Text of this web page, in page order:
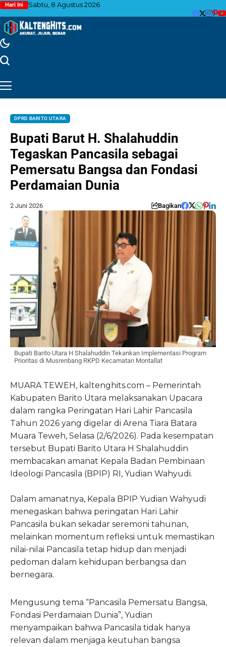
Hari Ini Sabtu, 8 Agustus 2026
DPRD BARITO UTARA
Bupati Barut H. Shalahuddin
Tegaskan Pancasila sebagai
Pemersatu Bangsa dan Fondasi
Perdamaian Dunia
2 Juni 2026 Bagikan
Bupati Barito Utara H Shalahuddin Tekankan Implementasi Program
Prioritas di Musrenbang RKPD Kecamatan Montallat
MUARA TEWEH, kaltenghits.com – Pemerintah
Kabupaten Barito Utara melaksanakan Upacara
dalam rangka Peringatan Hari Lahir Pancasila
Tahun 2026 yang digelar di Arena Tiara Batara
Muara Teweh, Selasa (2/6/2026). Pada kesempatan
tersebut Bupati Barito Utara H Shalahuddin
membacakan amanat Kepala Badan Pembinaan
Ideologi Pancasila (BPIP) RI, Yudian Wahyudi.
Dalam amanatnya, Kepala BPIP Yudian Wahyudi
menegaskan bahwa peringatan Hari Lahir
Pancasila bukan sekadar seremoni tahunan,
melainkan momentum refleksi untuk memastikan
nilai-nilai Pancasila tetap hidup dan menjadi
pedoman dalam kehidupan berbangsa dan
bernegara.
Mengusung tema “Pancasila Pemersatu Bangsa,
Fondasi Perdamaian Dunia”, Yudian
menyampaikan bahwa Pancasila tidak hanya
relevan dalam menjaga keutuhan bangsa